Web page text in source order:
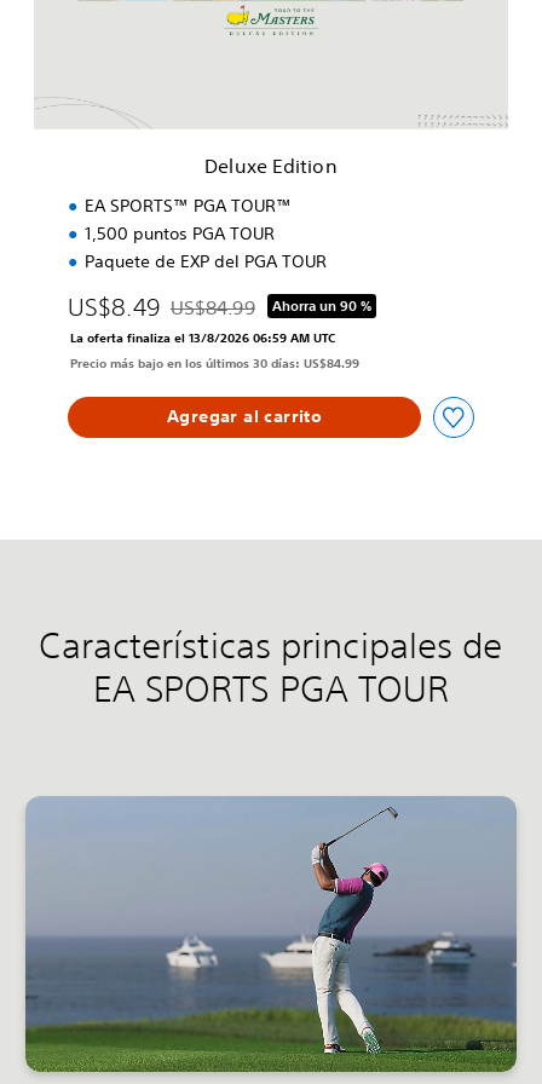
i
o
Deluxe Edition
EA SPORTS™ PGA TOUR™
1,500 puntos PGA TOUR
Paquete de EXP del PGA TOUR
US$8.49 Rebajado del precio original de US$84.99
US$84.99 Ahorra un 90 %
La oferta finaliza el 13/8/2026 06:59 AM UTC
Precio más bajo en los últimos 30 días: US$84.99
Agregar al carrito
Características principales de
EA SPORTS PGA TOUR